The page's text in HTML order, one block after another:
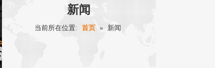
新闻
当前所在位置: 首页 » 新闻